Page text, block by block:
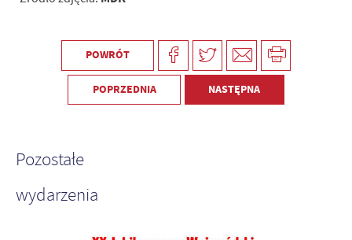
POWRÓT
POPRZEDNIA NASTĘPNA
Pozostałe
wydarzenia